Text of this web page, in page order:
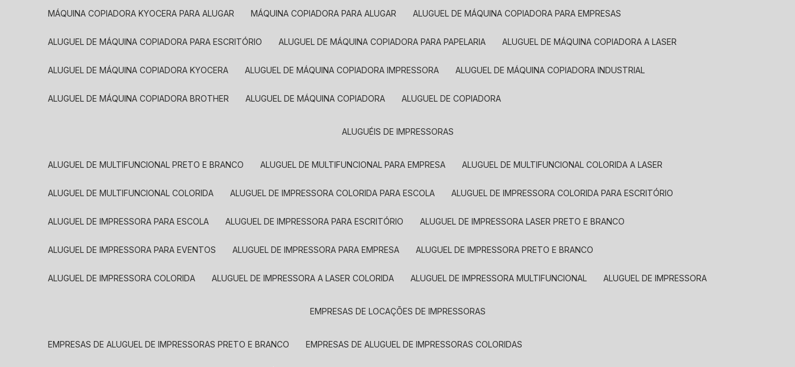
MÁQUINA COPIADORA KYOCERA PARA ALUGAR MÁQUINA COPIADORA PARA ALUGAR ALUGUEL DE MÁQUINA COPIADORA PARA EMPRESAS
ALUGUEL DE MÁQUINA COPIADORA PARA ESCRITÓRIO ALUGUEL DE MÁQUINA COPIADORA PARA PAPELARIA ALUGUEL DE MÁQUINA COPIADORA A LASER
ALUGUEL DE MÁQUINA COPIADORA KYOCERA ALUGUEL DE MÁQUINA COPIADORA IMPRESSORA ALUGUEL DE MÁQUINA COPIADORA INDUSTRIAL
ALUGUEL DE MÁQUINA COPIADORA BROTHER ALUGUEL DE MÁQUINA COPIADORA ALUGUEL DE COPIADORA
ALUGUÉIS DE IMPRESSORAS
ALUGUEL DE MULTIFUNCIONAL PRETO E BRANCO ALUGUEL DE MULTIFUNCIONAL PARA EMPRESA ALUGUEL DE MULTIFUNCIONAL COLORIDA A LASER
ALUGUEL DE MULTIFUNCIONAL COLORIDA ALUGUEL DE IMPRESSORA COLORIDA PARA ESCOLA ALUGUEL DE IMPRESSORA COLORIDA PARA ESCRITÓRIO
ALUGUEL DE IMPRESSORA PARA ESCOLA ALUGUEL DE IMPRESSORA PARA ESCRITÓRIO ALUGUEL DE IMPRESSORA LASER PRETO E BRANCO
ALUGUEL DE IMPRESSORA PARA EVENTOS ALUGUEL DE IMPRESSORA PARA EMPRESA ALUGUEL DE IMPRESSORA PRETO E BRANCO
ALUGUEL DE IMPRESSORA COLORIDA ALUGUEL DE IMPRESSORA A LASER COLORIDA ALUGUEL DE IMPRESSORA MULTIFUNCIONAL ALUGUEL DE IMPRESSORA
EMPRESAS DE LOCAÇÕES DE IMPRESSORAS
EMPRESAS DE ALUGUEL DE IMPRESSORAS PRETO E BRANCO EMPRESAS DE ALUGUEL DE IMPRESSORAS COLORIDAS